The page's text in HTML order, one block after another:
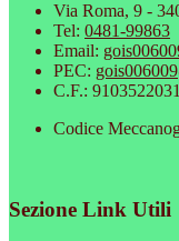
Via Roma, 9 -
Tel: 0481-99863
Email:
PEC:
C.F.:
Codice
Sezione Link Utili